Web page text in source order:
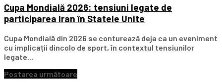
Cupa Mondială 2026: tensiuni legate de
participarea Iran în Statele Unite
Cupa Mondială din 2026 se conturează deja ca un eveniment
cu implicații dincolo de sport, în contextul tensiunilor
legate...
Postarea următoare